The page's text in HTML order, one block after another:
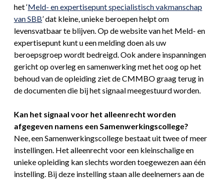
het ‘Meld- en expertisepunt specialistisch vakmanschap
van SBB’ dat kleine, unieke beroepen helpt om
levensvatbaar te blijven. Op de website van het Meld- en
expertisepunt kunt u een melding doen als uw
beroepsgroep wordt bedreigd. Ook andere inspanningen
gericht op overleg en samenwerking met het oog op het
behoud van de opleiding ziet de CMMBO graag terug in
de documenten die bij het signaal meegestuurd worden.
Kan het signaal voor het alleenrecht worden
afgegeven namens een Samenwerkingscollege?
Nee, een Samenwerkingscollege bestaat uit twee of meer
instellingen. Het alleenrecht voor een kleinschalige en
unieke opleiding kan slechts worden toegewezen aan één
instelling. Bij deze instelling staan alle deelnemers aan de